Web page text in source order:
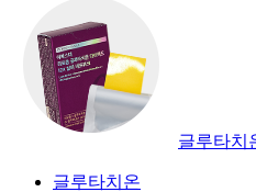
글루타치
글루타치온